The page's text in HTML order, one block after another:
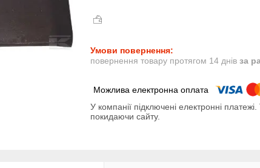
повернення товару протягом 14 днів за
У компанії підключені електронні
покидаючи сайту.